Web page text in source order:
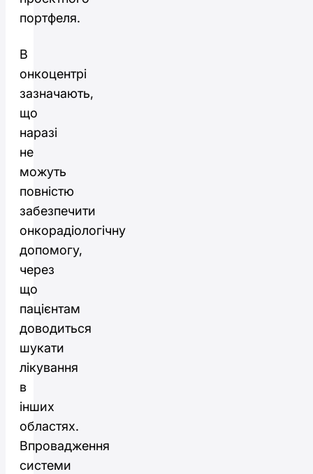
портфеля.
В
онкоцентрі
зазначають,
що
наразі
не
можуть
повністю
забезпечити
онкорадіологічну
допомогу,
через
що
пацієнтам
доводиться
шукати
лікування
в
інших
областях.
Впровадження
системи